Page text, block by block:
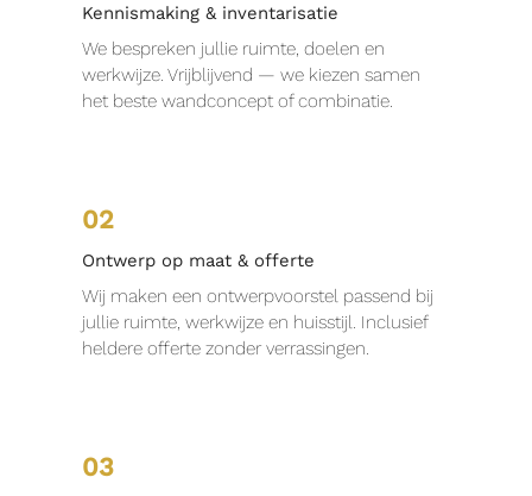
Kennismaking & inventarisatie
We bespreken jullie ruimte, doelen en
werkwijze. Vrijblijvend — we kiezen samen
het beste wandconcept of combinatie.
02
Ontwerp op maat & offerte
Wij maken een ontwerpvoorstel passend bij
jullie ruimte, werkwijze en huisstijl. Inclusief
heldere offerte zonder verrassingen.
03